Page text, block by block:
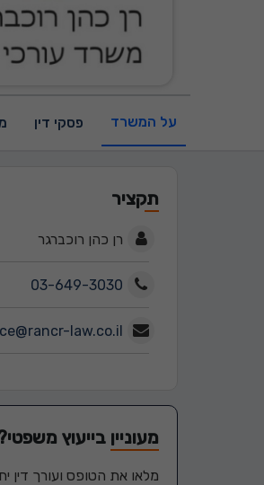
על המשרד פסקי דין
תקציר
רן כהן רוכברגר
03-649-3030
law.co.il
מעוניין בייעוץ
מלאו את הטופס ועורך דין